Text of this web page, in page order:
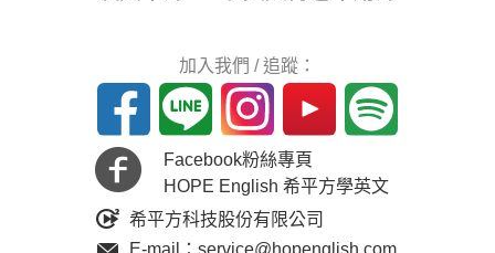
加入我們 / 追蹤：
Facebook粉絲專頁
HOPE English 希平方學英文
希平方科技股份有限公司
E-mail：service@hopenglish.com